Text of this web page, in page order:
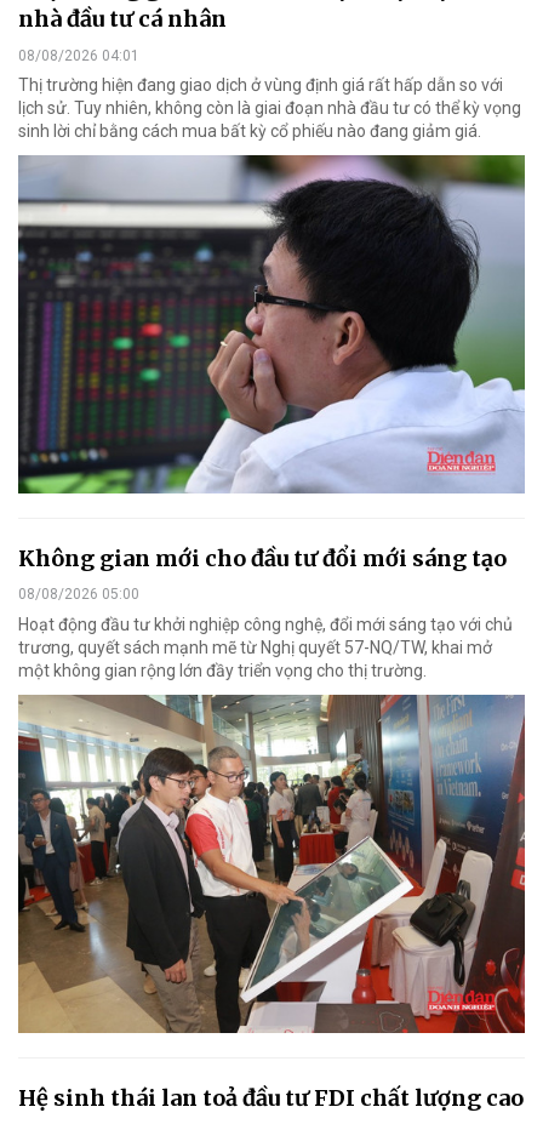
nhà đầu tư cá nhân
08/08/2026 04:01
Thị trường hiện đang giao dịch ở vùng định giá rất hấp dẫn so với
lịch sử. Tuy nhiên, không còn là giai đoạn nhà đầu tư có thể kỳ vọng
sinh lời chỉ bằng cách mua bất kỳ cổ phiếu nào đang giảm giá.
Không gian mới cho đầu tư đổi mới sáng tạo
08/08/2026 05:00
Hoạt động đầu tư khởi nghiệp công nghệ, đổi mới sáng tạo với chủ
trương, quyết sách mạnh mẽ từ Nghị quyết 57-NQ/TW, khai mở
một không gian rộng lớn đầy triển vọng cho thị trường.
Hệ sinh thái lan toả đầu tư FDI chất lượng cao